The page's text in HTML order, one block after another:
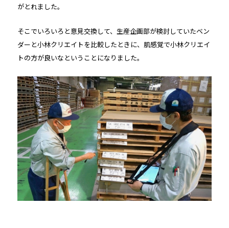
がとれました。
そこでいろいろと意見交換して、生産企画部が検討していたベン
ダーと小林クリエイトを比較したときに、肌感覚で小林クリエイ
トの方が良いなということになりました。